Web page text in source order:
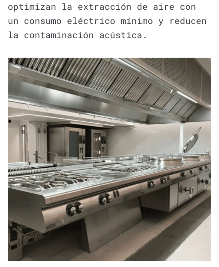
optimizan la extracción de aire con
un consumo eléctrico mínimo y reducen
la contaminación acústica.